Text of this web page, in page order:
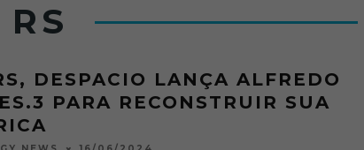
DESPACIO LANÇA ALFREDO
PARA RECONSTRUIR SUA